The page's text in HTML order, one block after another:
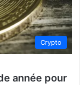
Crypto
année pour